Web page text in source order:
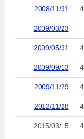
2008/11/31
2009/03/23
2009/05/31
2009/09/13
2009/11/29
2012/11/28
2015/03/15